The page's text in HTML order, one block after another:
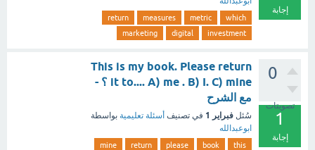
إجابة
which
metric
measures
return
investment
digital
marketing
0
تصويتات
1
إجابة
This is my book. Please return
it to.... A) me . B) I. C) mine ؟ -
مع الشرح
سُئل فبراير 1 في تصنيف أسئلة تعليمية بواسطة
ابوعبدالله
this
book
please
return
mine